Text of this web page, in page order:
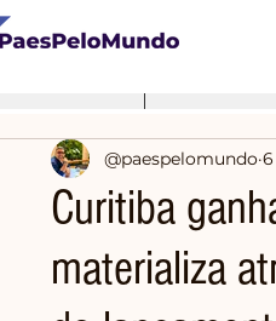
Curitiba
materializa
@paespelomundo